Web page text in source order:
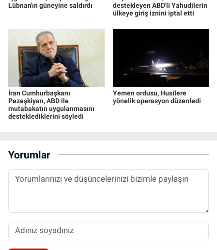
Lübnan'ın güneyine saldırdı
destekleyen ABD'li Yahudilerin
ülkeye giriş iznini iptal etti
İran Cumhurbaşkanı
Pezeşkiyan, ABD ile
mutabakatın uygulanmasını
desteklediklerini söyledi
Yemen ordusu, Husilere
yönelik operasyon düzenledi
Yorumlar